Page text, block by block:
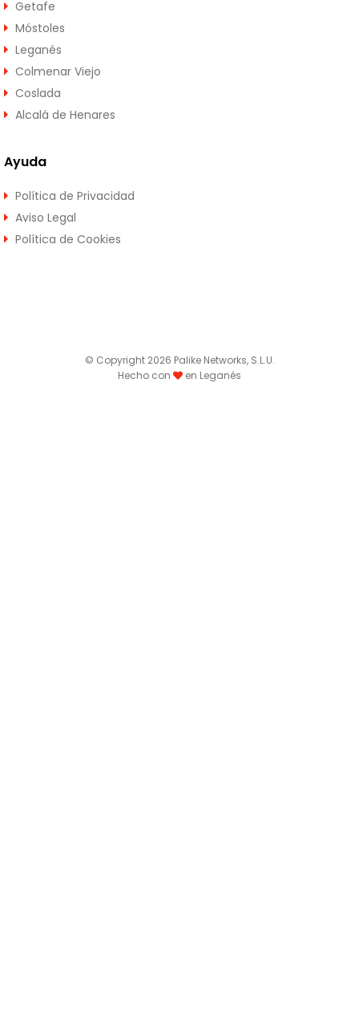
Getafe
Móstoles
Leganés
Colmenar Viejo
Coslada
Alcalá de Henares
Ayuda
Política de Privacidad
Aviso Legal
Política de Cookies
© Copyright 2026 Palike Networks, S.L.U.
Hecho con
en Leganés